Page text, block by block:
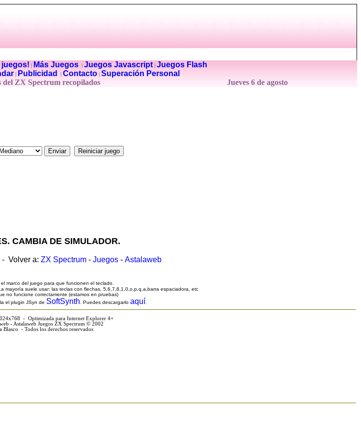
juegos! Más Juegos| Juegos Javascript| Juegos Flash
Publicidad Contacto Superación Personal
del ZX Spectrum recopilados Jueves 6 de agosto
CAMBIA DE SIMULADOR.
- Volver a: ZX Spectrum - Juegos - Astalaweb
marco del juego para que funcionen el teclado.
mayoría suele usar: las teclas con flechas, 5,6,7,8,1,0,o,p,q,a,barra espaciadora, etc
no funcione correctamente (estamos en pruebas)
el plugin JSyn de SoftSynth . Puedes descargarlo aquí
- Optimizada para Internet Explorer 4+
- Astalaweb Juegos ZX Spectrum © 2002
Blasco - Todos los derechos reservados